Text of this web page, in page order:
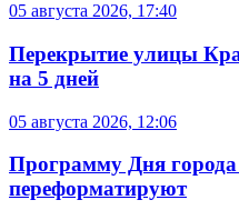
05 августа 2026, 17:40
Перекрытие улицы
на 5 дней
05 августа 2026, 12:06
Программу Дня
переформатируют